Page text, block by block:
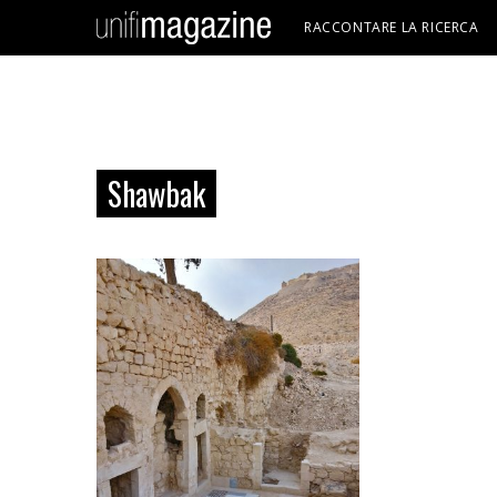
RACCONTARE LA RICERCA
Shawbak